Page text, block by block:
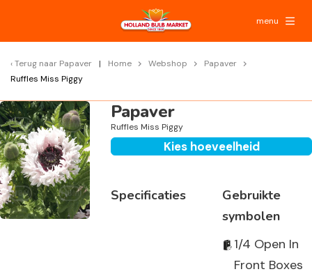
menu
Terug naar Papaver Home Webshop
Papaver
Ruffles Miss Piggy
Papaver
Ruffles Miss Piggy
Kies hoeveelheid
Specificaties
Gebruikte
symbolen
1/4 Open In
Front Boxes